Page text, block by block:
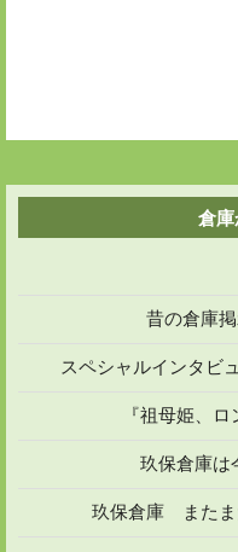
倉
昔の倉庫
スペシャルインタビ
『祖母姫、ロ
玖保倉庫は
玖保倉庫 またま